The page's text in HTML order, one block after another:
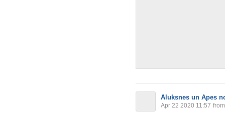
Aluksnes un Apes
Apr 22 2020 11:57